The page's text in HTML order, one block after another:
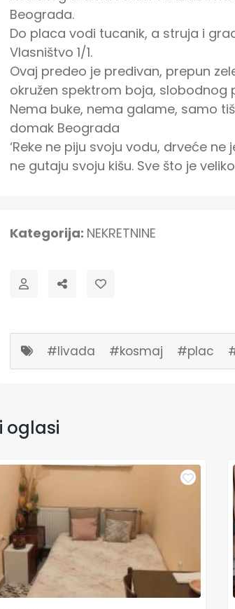
Beograda.
Do placa vodi tucanik, a struja i
Vlasništvo 1/1.
Ovaj predeo je predivan, prepun
okružen spektrom boja, slobodnog
Nema buke, nema galame, samo
domak Beograda
‘Reke ne piju svoju vodu, drveće
ne gutaju svoju kišu. Sve što je
Kategorija: NEKRETNINE
#livada #kosmaj #plac
oglasi